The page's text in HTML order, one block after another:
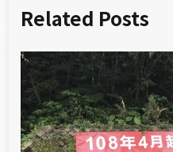
Related Posts